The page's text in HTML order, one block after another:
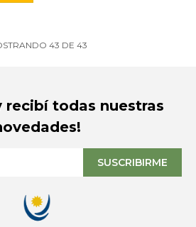
43 DE 43
recibí todas nuestras
SUSCRIBIRME